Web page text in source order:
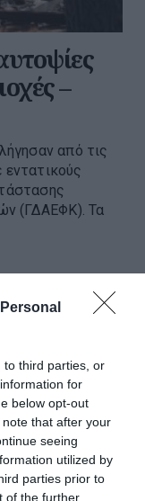
to third parties, or
for
below opt-out
that after your
seeing
utilized by
parties prior to
of the further
–
από τις
(ΓΔΑΕΦΚ). Τα